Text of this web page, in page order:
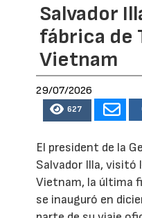
Salvador
fábrica de
Vietnam
29/07/2026
627
El president de la
Salvador Illa, visitó
Vietnam, la última
se inauguró en